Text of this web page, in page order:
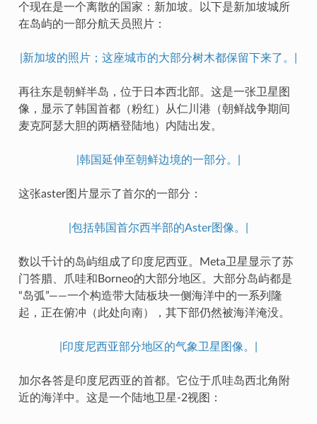
个现在是一个离散的国家：新加坡。以下是新加坡城所
在岛屿的一部分航天员照片：
|新加坡的照片；这座城市的大部分树木都保留下来了。|
再往东是朝鲜半岛，位于日本西北部。这是一张卫星图
像，显示了韩国首都（粉红）从仁川港（朝鲜战争期间
麦克阿瑟大胆的两栖登陆地）内陆出发。
|韩国延伸至朝鲜边境的一部分。|
这张aster图片显示了首尔的一部分：
|包括韩国首尔西半部的Aster图像。|
数以千计的岛屿组成了印度尼西亚。Meta卫星显示了苏
门答腊、爪哇和Borneo的大部分地区。大部分岛屿都是
“岛弧”——一个构造带大陆板块一侧海洋中的一系列隆
起，正在俯冲（此处向南），其下部仍然被海洋淹没。
|印度尼西亚部分地区的气象卫星图像。|
加尔各答是印度尼西亚的首都。它位于爪哇岛西北角附
近的海洋中。这是一个陆地卫星-2视图：